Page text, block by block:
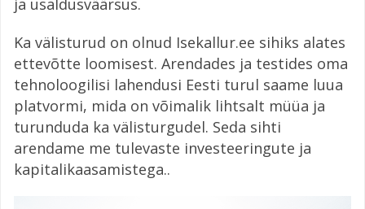
Ka välisturud on olnud Isekallur.ee sihiks alates
ettevõtte loomisest. Arendades ja testides oma
tehnoloogilisi lahendusi Eesti turul saame luua
platvormi, mida on võimalik lihtsalt müüa ja
turunduda ka välisturgudel. Seda sihti
arendame me tulevaste investeeringute ja
kapitalikaasamistega..